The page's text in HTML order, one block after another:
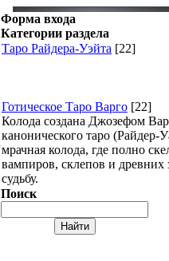
Форма входа
Категории раздела
Таро Райдера-Уэйта [22]
Готическое Таро Варго [22]
Колода создана Джозефом
канонического таро (Райдер-
мрачная колода, где полно
вампиров, склепов и
судьбу.
Поиск